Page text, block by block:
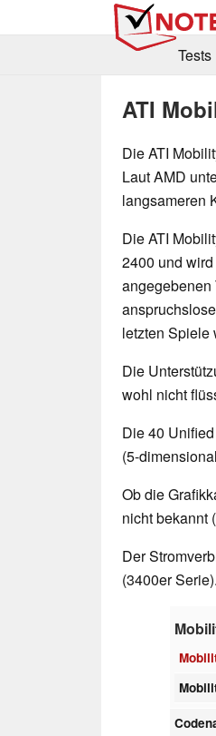
Tests
ATI
Die ATI
Laut AMD
langsameren
Die ATI
2400 und
angegebenen
letzten Spiele
Die
wohl nicht
Die 40
(5-
Ob die
nicht bekannt
Der
(3400er Serie).